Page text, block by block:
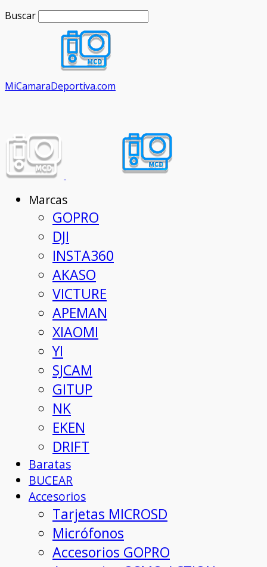
Buscar
MiCamaraDeportiva.com
Marcas
GOPRO
DJI
INSTA360
AKASO
VICTURE
APEMAN
XIAOMI
YI
SJCAM
GITUP
NK
EKEN
DRIFT
Baratas
BUCEAR
Accesorios
Tarjetas MICROSD
Micrófonos
Accesorios GOPRO